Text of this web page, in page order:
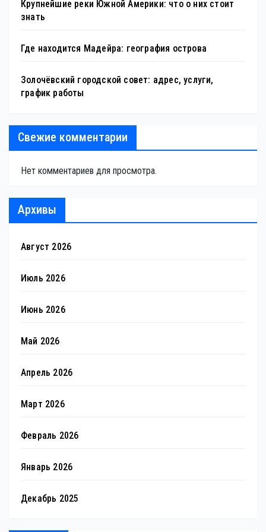
Крупнейшие реки Южной Америки: что о них стоит
знать
Где находится Мадейра: география острова
Золочёвский городской совет: адрес, услуги,
график работы
Свежие комментарии
Нет комментариев для просмотра.
Архивы
Август 2026
Июль 2026
Июнь 2026
Май 2026
Апрель 2026
Март 2026
Февраль 2026
Январь 2026
Декабрь 2025